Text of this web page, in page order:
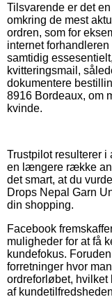
Tilsvarende er det
omkring de mest
ordren, som for
internet
samtidig
kvitteringsmail,
dokumentere
8916 Bordeaux, om
kvinde.
Trustpilot resulterer i
en længere række
det smart, at du
Drops Nepal Garn
din shopping.
Facebook
muligheder for at få
kundefokus.
forretninger hvor
ordreforløbet, hvilket
af